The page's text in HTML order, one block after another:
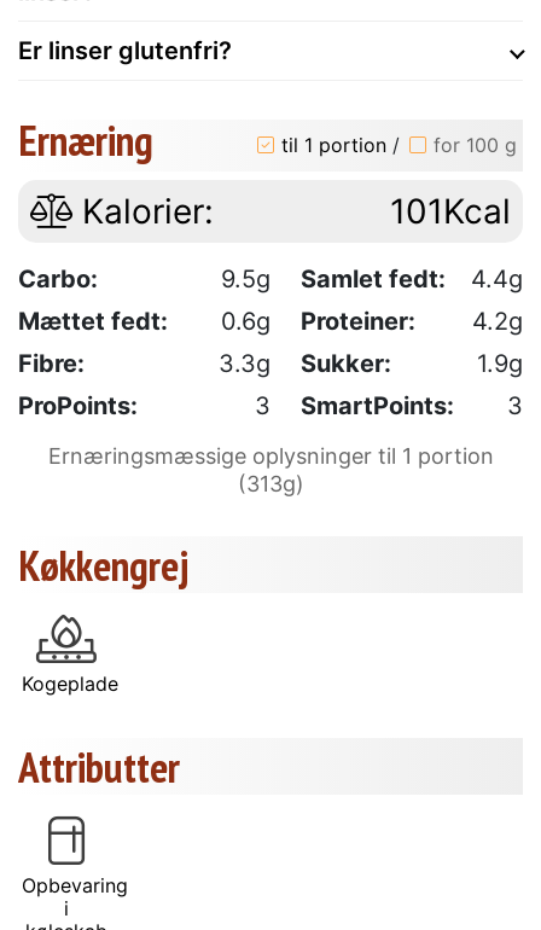
Er linser glutenfri?
Ernæring til 1 portion / for 100 g
Kalorier: 101Kcal
Carbo: 9.5g Samlet fedt:
4.4g
Mættet fedt:
0.6g Proteiner:
4.2g
Fibre:
3.3g Sukker:
1.9g
ProPoints:
3 SmartPoints: 3
Ernæringsmæssige oplysninger til 1 portion
(313g)
Køkkengrej
Kogeplade
Attributter
Opbevaring
i